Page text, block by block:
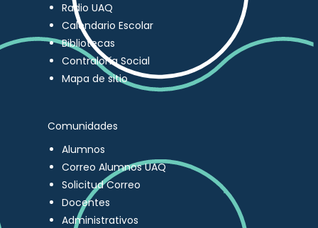
Radio UAQ
Calendario Escolar
Bibliotecas
Contraloría Social
Mapa de sitio
Comunidades
Alumnos
Correo Alumnos UAQ
Solicitud Correo
Docentes
Administrativos